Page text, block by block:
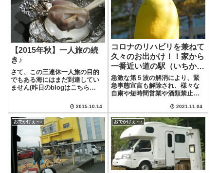
【2015年秋】一人旅の続
き♪
さて、この三連休一人旅の目的
でもある海にはまだ到達してい
ません(昨日のblogはこちら
っていうか、朝からエライ雨で
す( ノД`)…ですが、予報では午
後から雨は止むとのことですの
で、信じることにします!!んで...
2015.10.14
コロナのリハビリを兼ねて
久々のお出かけ！！家から
一番近い道の駅（いちか
わ）へ行って来ました。
急激な第５波の解消により、緊
急事態宣言も解除され、様々な
自粛や短時間営業や酒類禁止な
の休日割引も復活した2022年の
文化の日。水曜日ということも
あり、とても青空キレイで気持
ちの良い気候の今日、家族で近
くの道の駅に...
2021.11.04
おでかけぇ～♪ おでかけぇ～♪